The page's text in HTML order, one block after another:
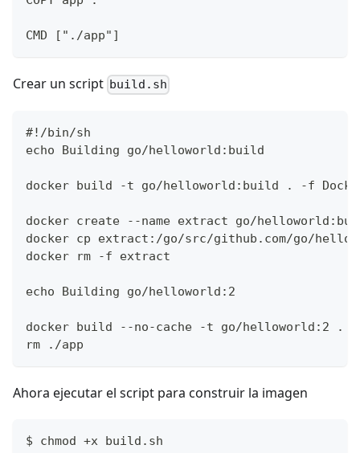
CMD ["./app"]
Crear un script build.sh
#!/bin/sh
echo Building go/helloworld:build
docker build -t go/helloworld:build . -f
docker create --name extract go/
docker cp extract:/go/src/github.com/go/
docker rm -f extract
echo Building go/helloworld:2
docker build --no-cache -t go/helloworld:2 .
rm ./app
Ahora ejecutar el script para construir la imagen
$ chmod +x build.sh